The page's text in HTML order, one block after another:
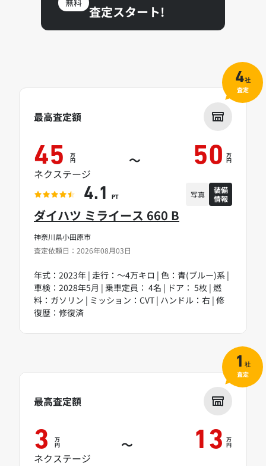
無料
査定スタート!
神奈川県小田原市
査定依頼日：2026年08月03日
ダイハツ ミライース 660 B
年式：2023年 | 走行：～4万キロ | 色：青(ブルー)系 |
車検：2028年5月 | 乗車定員： 4名 | ドア： 5枚 | 燃
料：ガソリン | ミッション：CVT | ハンドル：右 | 修
復歴：修復済
最高査定額
45 万
円 ～ 50 万
円
ネクステージ
4.1 PT 写真
装備
情報
4社
査定
最高査定額
3 万
円 ～ 13 万
円
ネクステージ
1 社
査定